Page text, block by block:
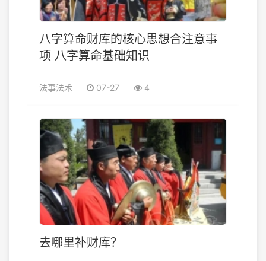
八字算命财库的核心思想合注意事
项 八字算命基础知识
法事法术 07-27 4
去哪里补财库？